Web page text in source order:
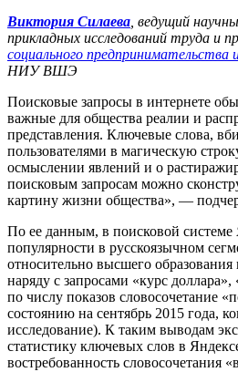
Виктория Силаева, ведущий
прикладных исследований труда и
социального предпринимательства
НИУ ВШЭ
Поисковые запросы в интернете
важные для общества реалии и
представления. Ключевые слова,
пользователями в магическую
осмыслении явлений и о
поисковым запросам можно
картину жизни общества», —
По ее данным, в поисковой системе
популярности в русскоязычном
относительно высшего
наряду с запросами «курс
по числу показов словосочетание
состоянию на сентябрь 2015 года,
исследование). К таким выводам
статистику ключевых слов в
востребованность словосочетания